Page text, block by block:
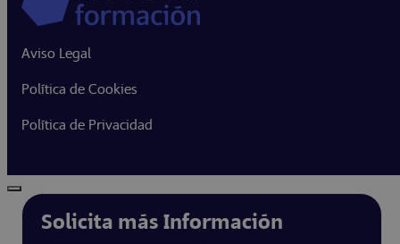
Aviso Legal
Política de Cookies
Política de Privacidad
Solicita más Información